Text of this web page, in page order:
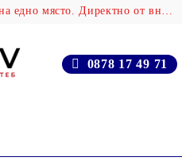
Крабов - Над 100 000 продукта на едно място. Директно от вносителя!
0878 17 49 71